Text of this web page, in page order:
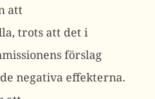
att
trots att det i
förslag
negativa effekterna.